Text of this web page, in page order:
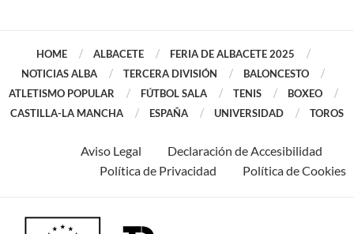
HOME ALBACETE
FERIA DE ALBACETE 2025
NOTICIAS ALBA
TERCERA DIVISIÓN
BALONCESTO
ATLETISMO POPULAR
FÚTBOL SALA TENIS
BOXEO
CASTILLA-LA MANCHA
ESPAÑA UNIVERSIDAD TOROS
Aviso Legal
Declaración de Accesibilidad
Política de Privacidad
Política de Cookies